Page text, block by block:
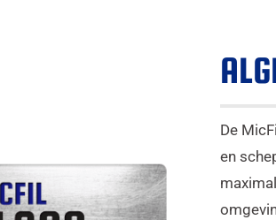
De
en